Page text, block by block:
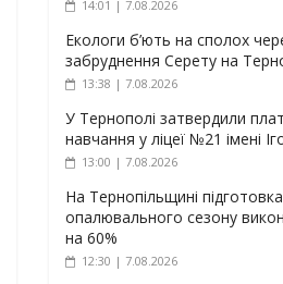
14:01 | 7.08.2026
Екологи б’ють на сполох
забруднення Серету на
13:38 | 7.08.2026
У Тернополі затвердили
навчання у ліцеї №21 імені
13:00 | 7.08.2026
На Тернопільщині
опалювального сезону
на 60%
12:30 | 7.08.2026